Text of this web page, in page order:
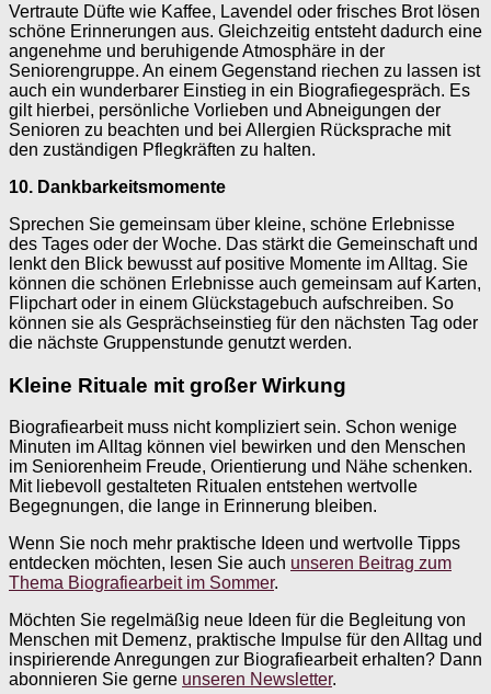
Vertraute Düfte wie Kaffee, Lavendel oder frisches Brot lösen
schöne Erinnerungen aus. Gleichzeitig entsteht dadurch eine
angenehme und beruhigende Atmosphäre in der
Seniorengruppe. An einem Gegenstand riechen zu lassen ist
auch ein wunderbarer Einstieg in ein Biografiegespräch. Es
gilt hierbei, persönliche Vorlieben und Abneigungen der
Senioren zu beachten und bei Allergien Rücksprache mit
den zuständigen Pflegkräften zu halten.
10. Dankbarkeitsmomente
Sprechen Sie gemeinsam über kleine, schöne Erlebnisse
des Tages oder der Woche. Das stärkt die Gemeinschaft und
lenkt den Blick bewusst auf positive Momente im Alltag. Sie
können die schönen Erlebnisse auch gemeinsam auf Karten,
Flipchart oder in einem Glückstagebuch aufschreiben. So
können sie als Gesprächseinstieg für den nächsten Tag oder
die nächste Gruppenstunde genutzt werden.
Kleine Rituale mit großer Wirkung
Biografiearbeit muss nicht kompliziert sein. Schon wenige
Minuten im Alltag können viel bewirken und den Menschen
im Seniorenheim Freude, Orientierung und Nähe schenken.
Mit liebevoll gestalteten Ritualen entstehen wertvolle
Begegnungen, die lange in Erinnerung bleiben.
Wenn Sie noch mehr praktische Ideen und wertvolle Tipps
entdecken möchten, lesen Sie auch unseren Beitrag zum
Thema Biografiearbeit im Sommer.
Möchten Sie regelmäßig neue Ideen für die Begleitung von
Menschen mit Demenz, praktische Impulse für den Alltag und
inspirierende Anregungen zur Biografiearbeit erhalten? Dann
abonnieren Sie gerne unseren Newsletter.